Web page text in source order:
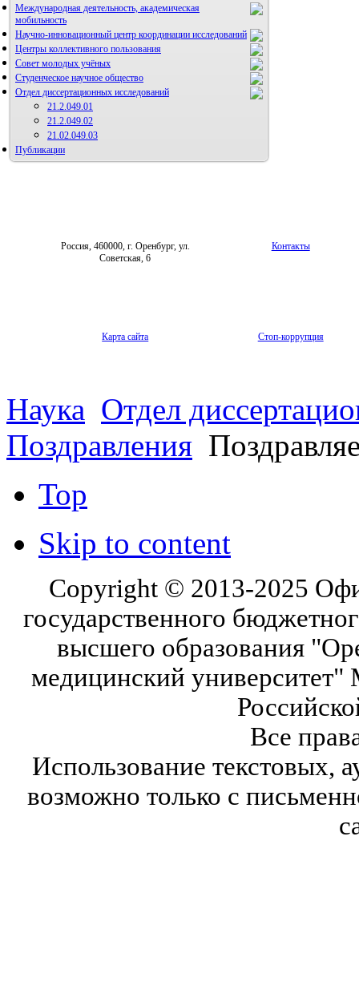
Международная деятельность, академическая
мобильность
Научно-инновационный центр координации исследований
НИИ микрохирургии и клинической анатомии
Центры коллективного пользования
Совет молодых учёных
Студенческое научное общество
Отдел диссертационных исследований
21.2.049.01
21.2.049.02
21.02.049.03
Публикации
Россия, 460000, г. Оренбург, ул.
Советская, 6
Контакты
Карта сайта Стоп-коррупция
Наука Отдел
Поздравления
Top
Skip to content
Copyright © 2013-2025
государственного
высшего образования
медицинский университет"
Все
Использование текстовых,
возможно только с